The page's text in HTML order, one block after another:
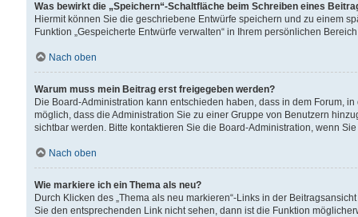
Was bewirkt die „Speichern“-Schaltfläche beim Schreiben eines
Hiermit können Sie die geschriebene Entwürfe speichern und zu einem
Funktion „Gespeicherte Entwürfe verwalten“ in Ihrem persönlichen
Nach oben
Warum muss mein Beitrag erst freigegeben werden?
Die Board-Administration kann entschieden haben, dass in dem Forum,
möglich, dass die Administration Sie zu einer Gruppe von Benutzern
sichtbar werden. Bitte kontaktieren Sie die Board-Administration, wenn
Nach oben
Wie markiere ich ein Thema als neu?
Durch Klicken des „Thema als neu markieren“-Links in der
Sie den entsprechenden Link nicht sehen, dann ist die Funktion